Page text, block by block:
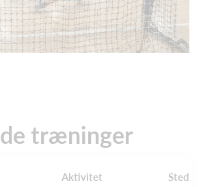
træninger
Aktivitet Sted